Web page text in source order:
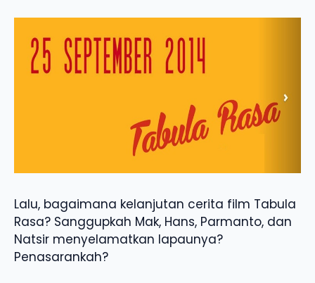
Lalu, bagaimana kelanjutan cerita film Tabula
Rasa? Sanggupkah Mak, Hans, Parmanto, dan
Natsir menyelamatkan lapaunya?
Penasarankah?